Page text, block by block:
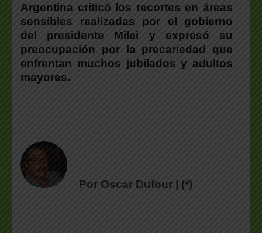
Argentina criticó los recortes en áreas
sensibles realizadas por el gobierno
del presidente Milei y expresó su
preocupación por la precariedad que
enfrentan muchos jubilados y adultos
mayores.
Por Oscar Dufour | (*)